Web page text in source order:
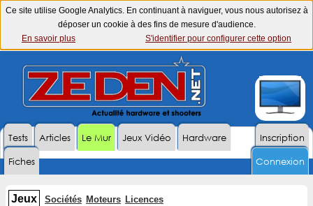
Ce site utilise Google Analytics. En continuant à naviguer, vous nous autorisez à
déposer un cookie à des fins de mesure d'audience.
En savoir plus
S'identifier pour configurer cette option
Inscription
Tests Articles Le Mur Jeux Vidéo
Hardware
Fiches
Connexion
Jeux Sociétés Moteurs Licences